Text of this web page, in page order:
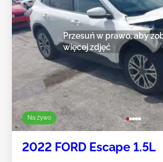
Na żywo
Przesuń w prawo, aby
więcej zdjęć
2022 FORD Escape 1.5L